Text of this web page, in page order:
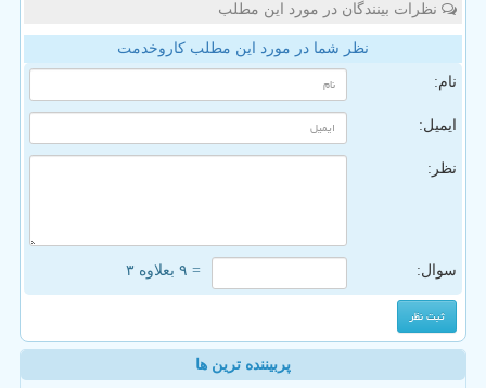
نظرات بینندگان در مورد این مطلب
نظر شما در مورد این مطلب کاروخدمت
نام:
ایمیل:
نظر:
سوال: = ۹ بعلاوه ۳
پربیننده ترین ها